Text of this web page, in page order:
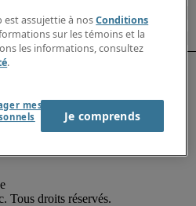
Tous droits réservés.
est assujettie à nosConditions
sur les témoins et la
les informations, consultez
.
mes
Je comprends